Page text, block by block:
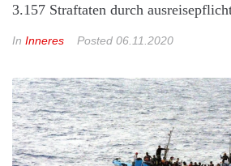
3.157 Straftaten durch
In Inneres Posted 06.11.2020